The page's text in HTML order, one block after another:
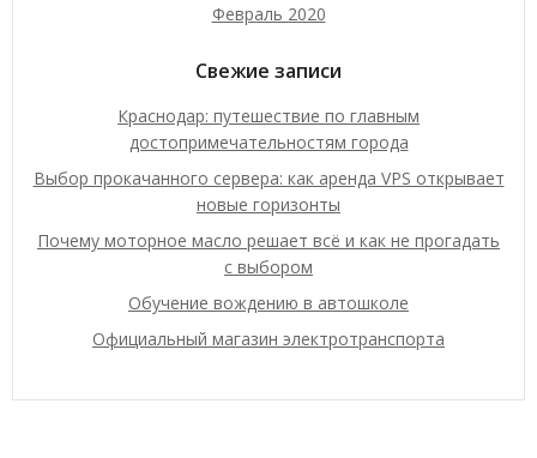
Февраль 2020
Свежие записи
Краснодар: путешествие по главным
достопримечательностям города
Выбор прокачанного сервера: как аренда VPS открывает
новые горизонты
Почему моторное масло решает всё и как не прогадать
с выбором
Обучение вождению в автошколе
Официальный магазин электротранспорта